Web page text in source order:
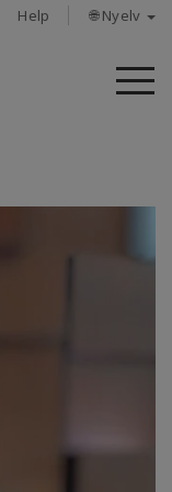
Help 🌐 Nyelv